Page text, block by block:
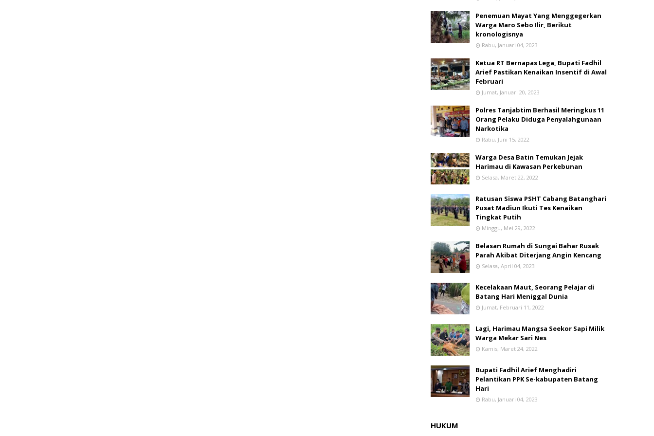
Penemuan Mayat Yang Menggegerkan
Warga Maro Sebo Ilir, Berikut
kronologisnya
Rabu, Januari 04, 2023
Ketua RT Bernapas Lega, Bupati Fadhil
Arief Pastikan Kenaikan Insentif di Awal
Februari
Jumat, Januari 20, 2023
Polres Tanjabtim Berhasil Meringkus 11
Orang Pelaku Diduga Penyalahgunaan
Narkotika
Rabu, Juni 15, 2022
Warga Desa Batin Temukan Jejak
Harimau di Kawasan Perkebunan
Selasa, Maret 22, 2022
Ratusan Siswa PSHT Cabang Batanghari
Pusat Madiun Ikuti Tes Kenaikan
Tingkat Putih
Minggu, Mei 29, 2022
Belasan Rumah di Sungai Bahar Rusak
Parah Akibat Diterjang Angin Kencang
Selasa, April 04, 2023
Kecelakaan Maut, Seorang Pelajar di
Batang Hari Meniggal Dunia
Jumat, Februari 11, 2022
Lagi, Harimau Mangsa Seekor Sapi Milik
Warga Mekar Sari Nes
Kamis, Maret 24, 2022
Bupati Fadhil Arief Menghadiri
Pelantikan PPK Se-kabupaten Batang
Hari
Rabu, Januari 04, 2023
HUKUM